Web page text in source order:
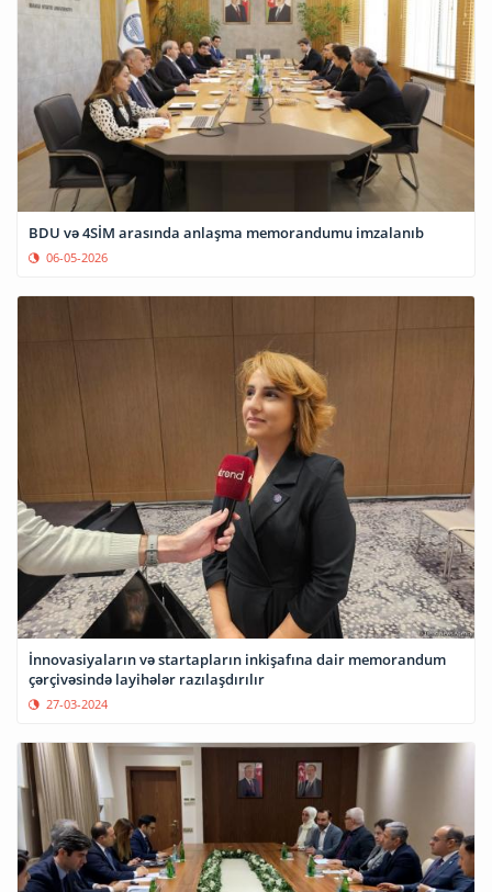
BDU və 4SİM arasında anlaşma memorandumu imzalanıb
06-05-2026
İnnovasiyaların və startapların inkişafına dair memorandum
çərçivəsində layihələr razılaşdırılır
27-03-2024